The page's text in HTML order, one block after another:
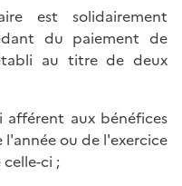
est solidairement
du paiement de
au titre de deux
afférent aux bénéfices
ou de l'exercice
ci ;